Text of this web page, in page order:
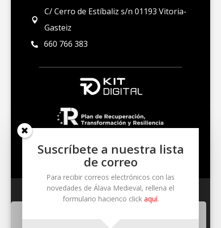

C/ Cerro de Estíbaliz s/n 01193 Vitoria-
Gasteiz
 660 766 383
Un proyecto de Kultur Soleil S. Coop. – Cerro de
Estíbaliz S/N – 01193 (Santuario de Estíbaliz)
Suscríbete a nuestra lista
de correo
Para recibir correos electrónicos con las
novedades de Álava Medieval, rellena el
formulario hacienco click aquí.